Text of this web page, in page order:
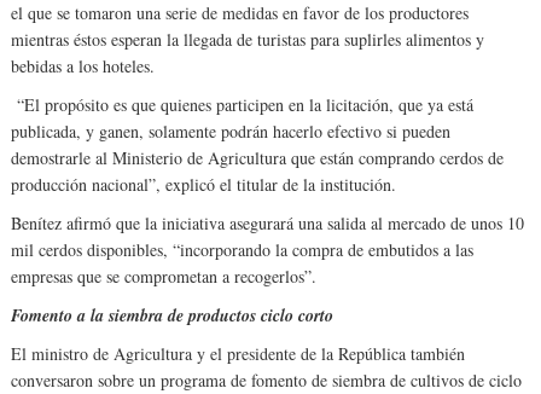
el que se tomaron una serie de medidas en favor de los productores
mientras éstos esperan la llegada de turistas para suplirles alimentos y
bebidas a los hoteles.
“El propósito es que quienes participen en la licitación, que ya está
publicada, y ganen, solamente podrán hacerlo efectivo si pueden
demostrarle al Ministerio de Agricultura que están comprando cerdos de
producción nacional”, explicó el titular de la institución.
Benítez afirmó que la iniciativa asegurará una salida al mercado de unos 10
mil cerdos disponibles, “incorporando la compra de embutidos a las
empresas que se comprometan a recogerlos”.
Fomento a la siembra de productos ciclo corto
El ministro de Agricultura y el presidente de la República también
conversaron sobre un programa de fomento de siembra de cultivos de ciclo